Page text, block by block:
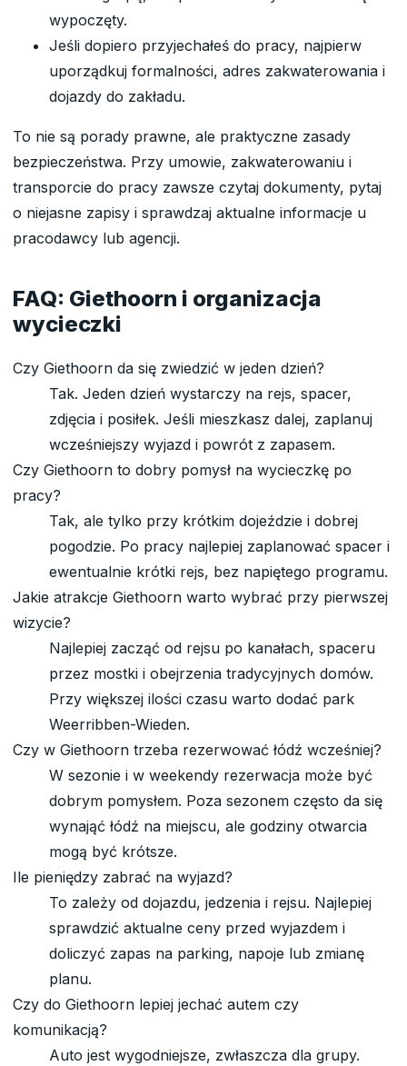
wypoczęty.
Jeśli dopiero przyjechałeś do pracy, najpierw
uporządkuj formalności, adres zakwaterowania i
dojazdy do zakładu.
To nie są porady prawne, ale praktyczne zasady
bezpieczeństwa. Przy umowie, zakwaterowaniu i
transporcie do pracy zawsze czytaj dokumenty, pytaj
o niejasne zapisy i sprawdzaj aktualne informacje u
pracodawcy lub agencji.
FAQ: Giethoorn i organizacja
wycieczki
Czy Giethoorn da się zwiedzić w jeden dzień?
Tak. Jeden dzień wystarczy na rejs, spacer,
zdjęcia i posiłek. Jeśli mieszkasz dalej, zaplanuj
wcześniejszy wyjazd i powrót z zapasem.
Czy Giethoorn to dobry pomysł na wycieczkę po
pracy?
Tak, ale tylko przy krótkim dojeździe i dobrej
pogodzie. Po pracy najlepiej zaplanować spacer i
ewentualnie krótki rejs, bez napiętego programu.
Jakie atrakcje Giethoorn warto wybrać przy pierwszej
wizycie?
Najlepiej zacząć od rejsu po kanałach, spaceru
przez mostki i obejrzenia tradycyjnych domów.
Przy większej ilości czasu warto dodać park
Weerribben-Wieden.
Czy w Giethoorn trzeba rezerwować łódź wcześniej?
W sezonie i w weekendy rezerwacja może być
dobrym pomysłem. Poza sezonem często da się
wynająć łódź na miejscu, ale godziny otwarcia
mogą być krótsze.
Ile pieniędzy zabrać na wyjazd?
To zależy od dojazdu, jedzenia i rejsu. Najlepiej
sprawdzić aktualne ceny przed wyjazdem i
doliczyć zapas na parking, napoje lub zmianę
planu.
Czy do Giethoorn lepiej jechać autem czy
komunikacją?
Auto jest wygodniejsze, zwłaszcza dla grupy.